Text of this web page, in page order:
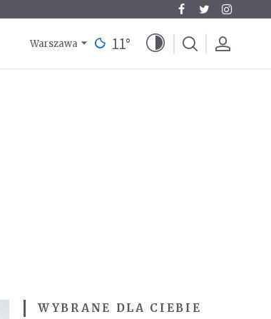
Warszawa 11°
WYBRANE DLA CIEBIE